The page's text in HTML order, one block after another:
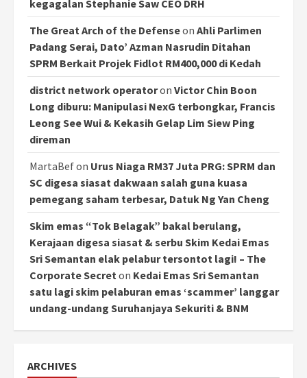
kegagalan Stephanie Saw CEO DRH
The Great Arch of the Defenseon Ahli Parlimen
Padang Serai, Dato’ Azman Nasrudin Ditahan
SPRM Berkait Projek Fidlot RM400,000 di Kedah
district network operatoron Victor Chin Boon
Long diburu: Manipulasi NexG terbongkar, Francis
Leong See Wui & Kekasih Gelap Lim Siew Ping
direman
MartaBefon Urus Niaga RM37 Juta PRG: SPRM dan
SC digesa siasat dakwaan salah guna kuasa
pemegang saham terbesar, Datuk Ng Yan Cheng
Skim emas “Tok Belagak” bakal berulang,
Kerajaan digesa siasat & serbu Skim Kedai Emas
Sri Semantan elak pelabur tersontot lagi! – The
Corporate Secreton Kedai Emas Sri Semantan
satu lagi skim pelaburan emas ‘scammer’ langgar
undang-undang Suruhanjaya Sekuriti & BNM
ARCHIVES